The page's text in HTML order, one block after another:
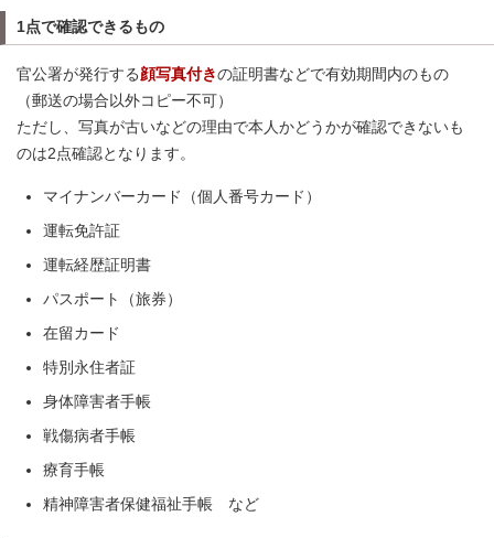
1点で確認できるもの
官公署が発行する 顔写真付きの証明書などで有効期間内のもの
（郵送の場合以外コピー不可）
ただし、写真が古いなどの理由で本人かどうかが確認できないも
のは2点確認となります。
マイナンバーカード（個人番号カード）
運転免許証
運転経歴証明書
パスポート（旅券）
在留カード
特別永住者証
身体障害者手帳
戦傷病者手帳
療育手帳
精神障害者保健福祉手帳 など